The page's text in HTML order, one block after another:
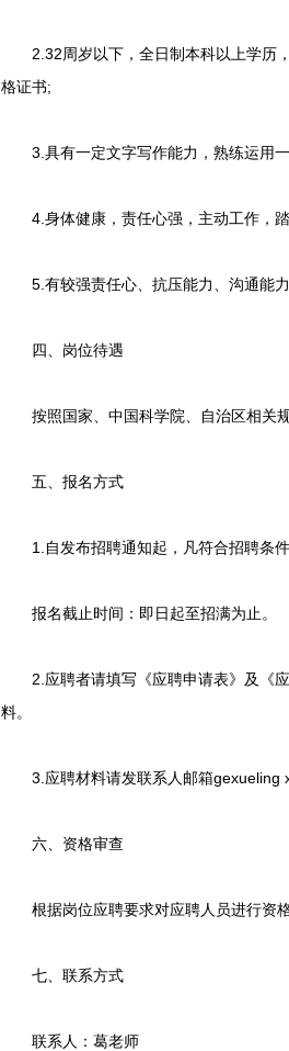
2.32周岁以下，全日制本科以上学历，
格证书;
3.具有一定文字写作能力，熟练运用一
4.身体健康，责任心强，主动工作，踏
5.有较强责任心、抗压能力、沟通能力
四、岗位待遇
按照国家、中国科学院、自治区相关规
五、报名方式
1.自发布招聘通知起，凡符合招聘条件
报名截止时间：即日起至招满为止。
2.应聘者请填写《应聘申请表》及《应
料。
3.应聘材料请发联系人邮箱gexueling
六、资格审查
根据岗位应聘要求对应聘人员进行资格
七、联系方式
联系人：葛老师